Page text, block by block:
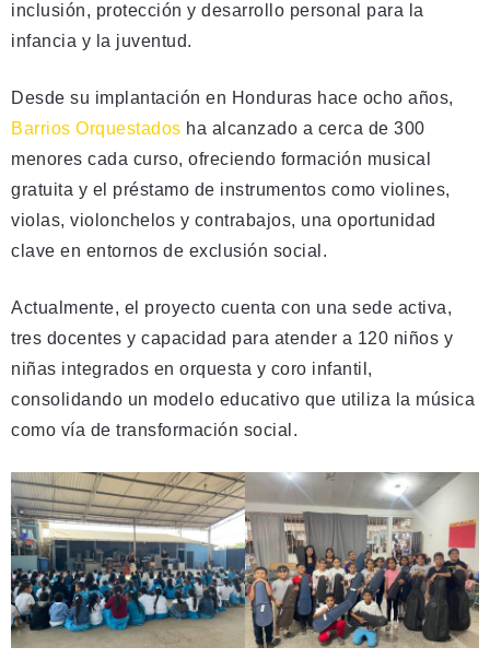
inclusión, protección y desarrollo personal para la
infancia y la juventud.
Desde su implantación en Honduras hace ocho años,
Barrios Orquestados ha alcanzado a cerca de 300
menores cada curso, ofreciendo formación musical
gratuita y el préstamo de instrumentos como violines,
violas, violonchelos y contrabajos, una oportunidad
clave en entornos de exclusión social.
Actualmente, el proyecto cuenta con una sede activa,
tres docentes y capacidad para atender a 120 niños y
niñas integrados en orquesta y coro infantil,
consolidando un modelo educativo que utiliza la música
como vía de transformación social.